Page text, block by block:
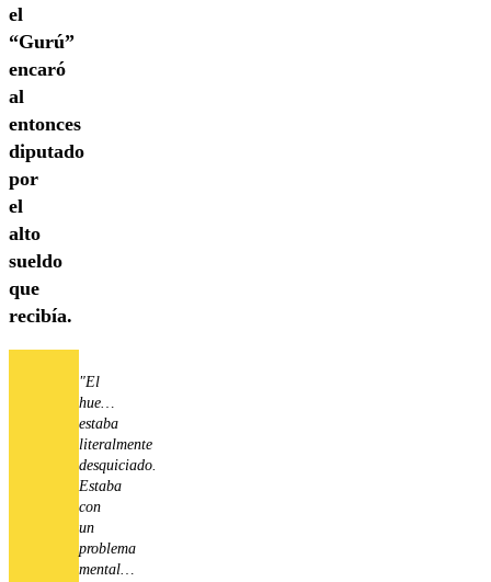
el
“Gurú”
encaró
al
entonces
diputado
por
el
alto
sueldo
que
recibía.
"El
hue…
estaba
literalmente
desquiciado.
Estaba
con
un
problema
mental…